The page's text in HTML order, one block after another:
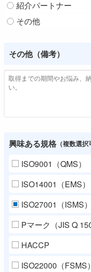
紹介パートナー
その他
その他（備考）
興味ある規格 （複数選択
ISO9001（QMS）
ISO14001（EMS）
ISO27001（ISMS）
Pマーク（JIS Q
HACCP
ISO22000（FSMS）